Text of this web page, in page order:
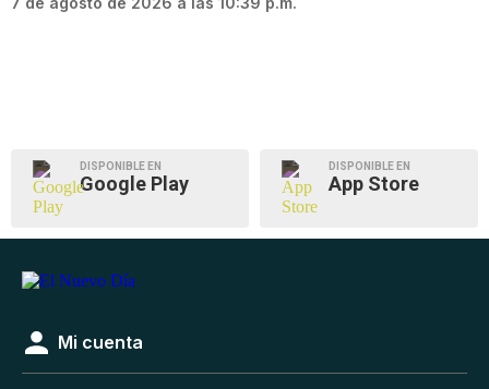
DISPONIBLE EN
Google Play
DISPONIBLE EN
App Store
Mi cuenta